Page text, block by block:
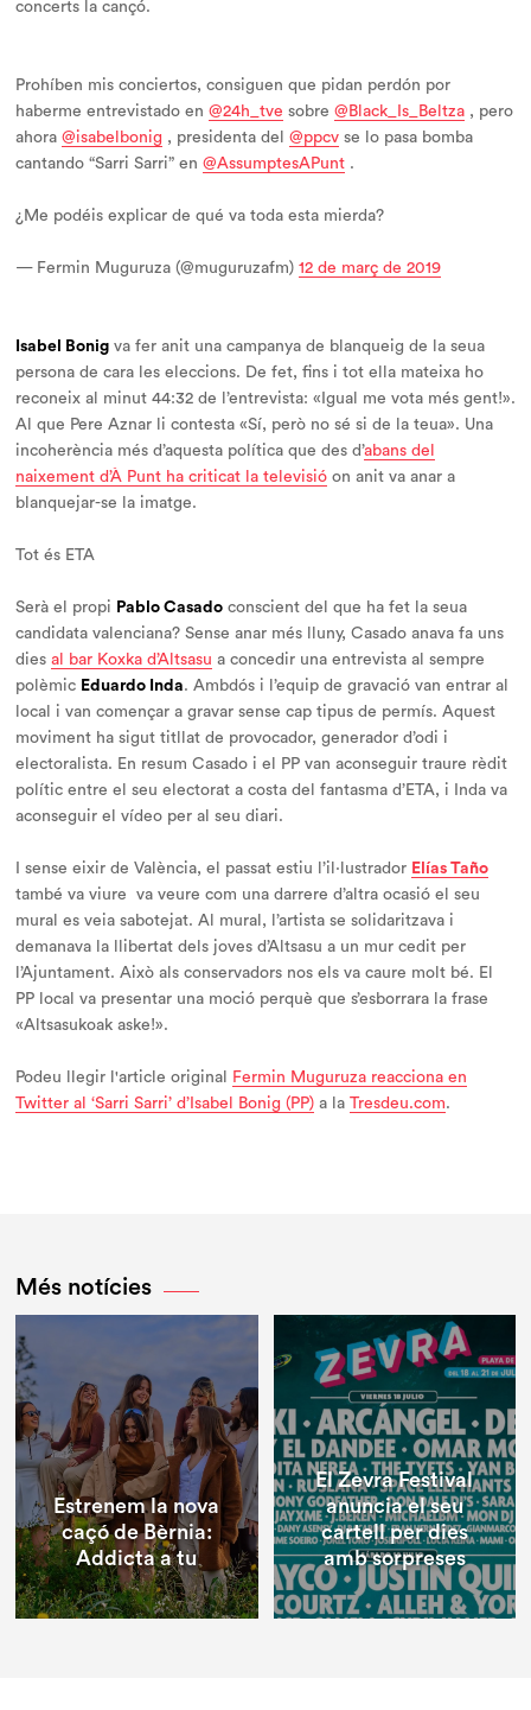
concerts la cançó.
Prohíben mis conciertos, consiguen que pidan perdón por
haberme entrevistado en @24h_tve sobre @Black_Is_Beltza , pero
ahora @isabelbonig , presidenta del @ppcv se lo pasa bomba
cantando “Sarri Sarri” en @AssumptesAPunt .
¿Me podéis explicar de qué va toda esta mierda?
— Fermin Muguruza (@muguruzafm) 12 de març de 2019
Isabel Bonig va fer anit una campanya de blanqueig de la seua
persona de cara les eleccions. De fet, fins i tot ella mateixa ho
reconeix al minut 44:32 de l’entrevista: «Igual me vota més gent!».
Al que Pere Aznar li contesta «Sí, però no sé si de la teua». Una
incoherència més d’aquesta política que des d’abans del
naixement d’À Punt ha criticat la televisió on anit va anar a
blanquejar-se la imatge.
Tot és ETA
Serà el propi Pablo Casado conscient del que ha fet la seua
candidata valenciana? Sense anar més lluny, Casado anava fa uns
dies al bar Koxka d’Altsasu a concedir una entrevista al sempre
polèmic Eduardo Inda. Ambdós i l’equip de gravació van entrar al
local i van començar a gravar sense cap tipus de permís. Aquest
moviment ha sigut titllat de provocador, generador d’odi i
electoralista. En resum Casado i el PP van aconseguir traure rèdit
polític entre el seu electorat a costa del fantasma d’ETA, i Inda va
aconseguir el vídeo per al seu diari.
I sense eixir de València, el passat estiu l’il·lustrador Elías Taño
també va viure va veure com una darrere d’altra ocasió el seu
mural es veia sabotejat. Al mural, l’artista se solidaritzava i
demanava la llibertat dels joves d’Altsasu a un mur cedit per
l’Ajuntament. Això als conservadors nos els va caure molt bé. El
PP local va presentar una moció perquè que s’esborrara la frase
«Altsasukoak aske!».
Podeu llegir l'article original
Fermin Muguruza reacciona en
Twitter al ‘Sarri Sarri’ d’Isabel Bonig (PP) a la Tresdeu.com.
Més notícies
Estrenem la nova
caçó de Bèrnia:
Addicta a tu
El Zevra Festival
anuncia el seu
cartell per dies
amb sorpreses